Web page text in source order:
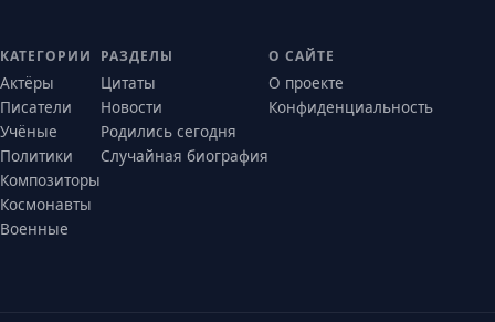
КАТЕГОРИИ
Актёры
Писатели
Учёные
Политики
Композиторы
Космонавты
Военные
РАЗДЕЛЫ
Цитаты
Новости
Родились сегодня
Случайная биография
О САЙТЕ
О проекте
Конфиденциальность